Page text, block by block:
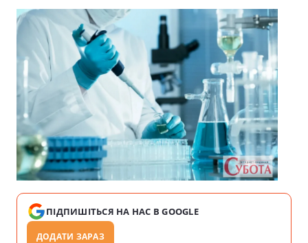
ПІДПИШІТЬСЯ НА НАС В GOOGLE
ДОДАТИ ЗАРАЗ